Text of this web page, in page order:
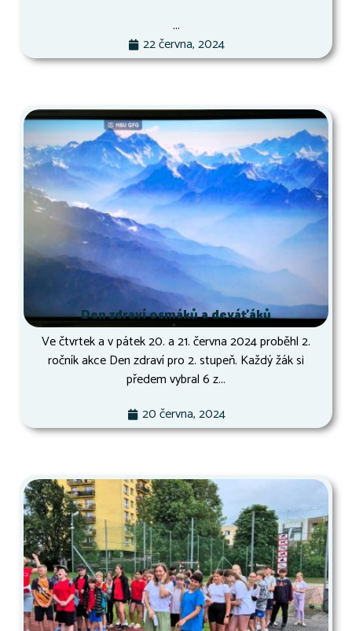
...
22 června, 2024
Den zdraví osmáků a deváťáků
Ve čtvrtek a v pátek 20. a 21. června 2024 proběhl 2.
ročník akce Den zdraví pro 2. stupeň. Každý žák si
předem vybral 6 z...
20 června, 2024